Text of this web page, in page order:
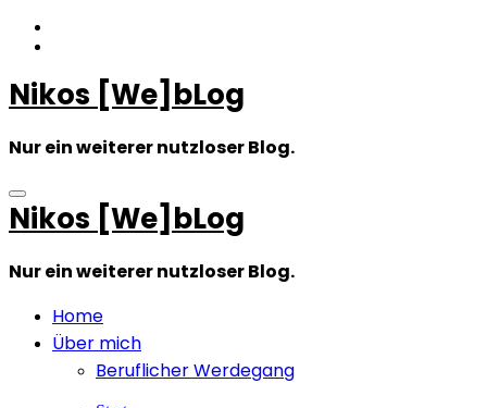
Zum
Inhalt
Nikos [We]bLog
Nur ein weiterer nutzloser Blog.
Nikos [We]bLog
Nur ein weiterer nutzloser Blog.
Home
Über mich
Beruflicher Werdegang